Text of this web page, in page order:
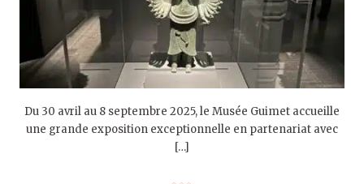
Du 30 avril au 8 septembre 2025, le Musée Guimet accueille
une grande exposition exceptionnelle en partenariat avec
[…]